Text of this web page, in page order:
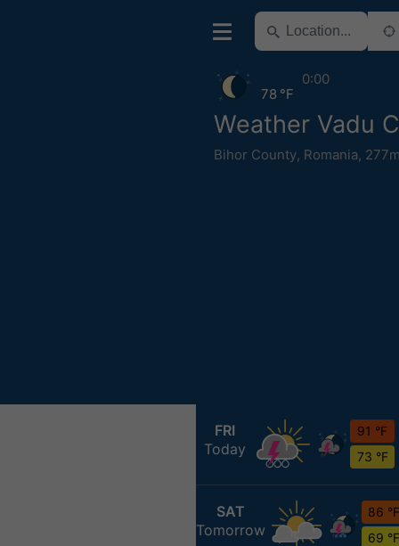
Weather Vadu
Bihor County, Romania,
78 °F
0:00
FRI
Today
91 °F
73 °F
SAT
Tomorrow
86 °F
69 °F